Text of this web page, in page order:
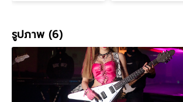
รูปภาพ (6)